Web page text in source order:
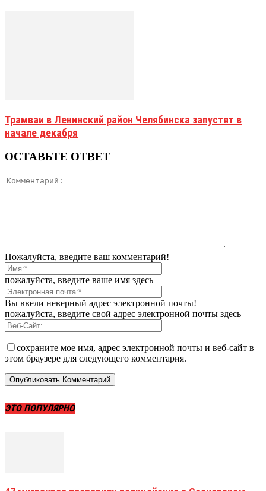
Трамваи в Ленинский район Челябинска запустят в
начале декабря
ОСТАВЬТЕ ОТВЕТ
Пожалуйста, введите ваш комментарий!
пожалуйста, введите ваше имя здесь
Вы ввели неверный адрес электронной почты!
пожалуйста, введите свой адрес электронной почты здесь
сохраните мое имя, адрес электронной почты и веб-сайт в
этом браузере для следующего комментария.
ЭТО ПОПУЛЯРНО